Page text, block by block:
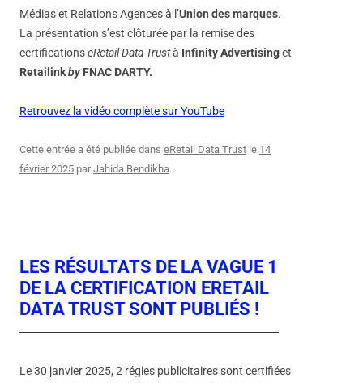
Médias et Relations Agences à l’Union des marques.
La présentation s’est clôturée par la remise des
certificationseRetail Data Trustà Infinity Advertisinget
RetailinkbyFNAC DARTY.
Retrouvez la vidéo complète sur YouTube
Cette entrée a été publiée dans eRetail Data Trust le 14
février 2025 parJahida Bendikha.
LES RÉSULTATS DE LA VAGUE 1
DE LA CERTIFICATION ERETAIL
DATA TRUST SONT PUBLIÉS !
Le 30 janvier 2025, 2 régies publicitaires sont certifiées